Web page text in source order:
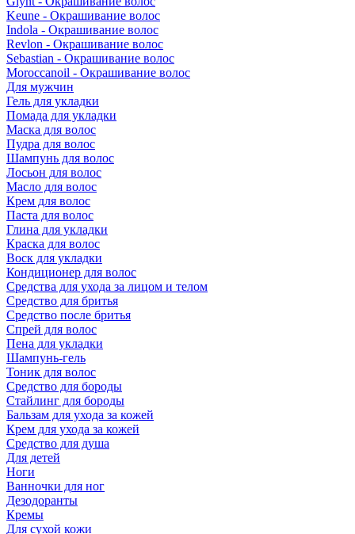
Keune - Окрашивание волос
Indola - Окрашивание волос
Revlon - Окрашивание волос
Sebastian - Окрашивание волос
Moroccanoil - Окрашивание волос
Для мужчин
Гель для укладки
Помада для укладки
Маска для волос
Пудра для волос
Шампунь для волос
Лосьон для волос
Масло для волос
Крем для волос
Паста для волос
Глина для укладки
Краска для волос
Воск для укладки
Кондиционер для волос
Средства для ухода за лицом и телом
Средство для бритья
Средство после бритья
Спрей для волос
Пена для укладки
Шампунь-гель
Тоник для волос
Средство для бороды
Стайлинг для бороды
Бальзам для ухода за кожей
Крем для ухода за кожей
Средство для душа
Для детей
Ноги
Ванночки для ног
Дезодоранты
Кремы
Для сухой кожи